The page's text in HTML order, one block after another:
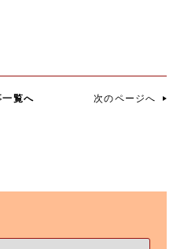
一覧へ 次のページへ